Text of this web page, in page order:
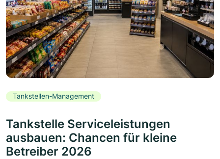
Tankstellen-Management
Tankstelle Serviceleistungen
ausbauen: Chancen für kleine
Betreiber 2026